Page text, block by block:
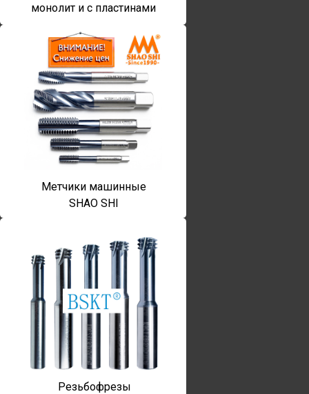
монолит и с пластинами
Метчики машинные
SHAO SHI
Резьбофрезы